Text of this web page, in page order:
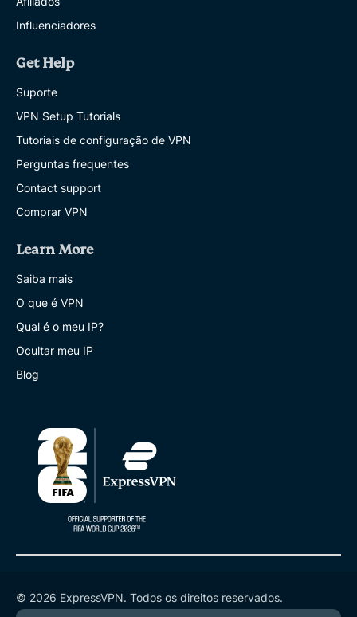
Influenciadores
Get Help
Suporte
VPN Setup Tutorials
Tutoriais de configuração de VPN
Perguntas frequentes
Contact support
Comprar VPN
Learn More
Saiba mais
O que é VPN
Qual é o meu IP?
Ocultar meu IP
Blog
© 2026 ExpressVPN. Todos os direitos reservados.